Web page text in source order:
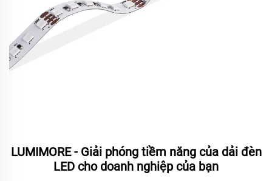
LUMIMORE - Giải phóng tiềm năng của dải đèn
LED cho doanh nghiệp của bạn